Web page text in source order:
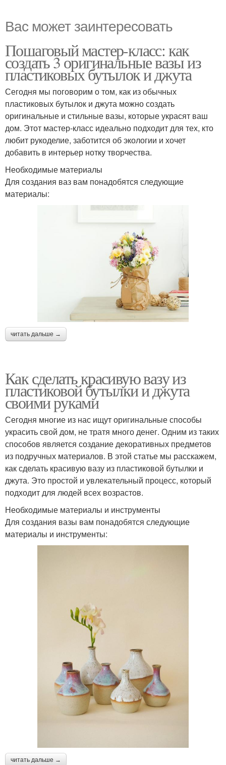
Вас может заинтересовать
Пошаговый мастер-класс: как
создать 3 оригинальные вазы из
пластиковых бутылок и джута
Сегодня мы поговорим о том, как из обычных
пластиковых бутылок и джута можно создать
оригинальные и стильные вазы, которые украсят ваш
дом. Этот мастер-класс идеально подходит для тех, кто
любит рукоделие, заботится об экологии и хочет
добавить в интерьер нотку творчества.
Необходимые материалы
Для создания ваз вам понадобятся следующие
материалы:
читать дальше →
Как сделать красивую вазу из
пластиковой бутылки и джута
своими руками
Сегодня многие из нас ищут оригинальные способы
украсить свой дом, не тратя много денег. Одним из таких
способов является создание декоративных предметов
из подручных материалов. В этой статье мы расскажем,
как сделать красивую вазу из пластиковой бутылки и
джута. Это простой и увлекательный процесс, который
подходит для людей всех возрастов.
Необходимые материалы и инструменты
Для создания вазы вам понадобятся следующие
материалы и инструменты:
читать дальше →